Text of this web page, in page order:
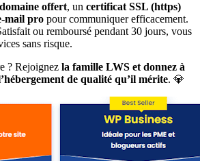
domaine offert, un certificat SSL (https)
mail pro pour communiquer efficacement.
ou remboursé pendant 30 jours, vous
sans risque.
? Rejoignez la famille LWS et donnez à
de qualité qu’il mérite. 💎